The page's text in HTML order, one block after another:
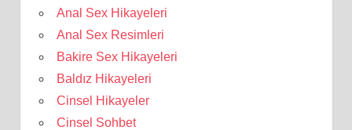
Anal Sex Hikayeleri
Anal Sex Resimleri
Bakire Sex Hikayeleri
Baldız Hikayeleri
Cinsel Hikayeler
Cinsel Sohbet